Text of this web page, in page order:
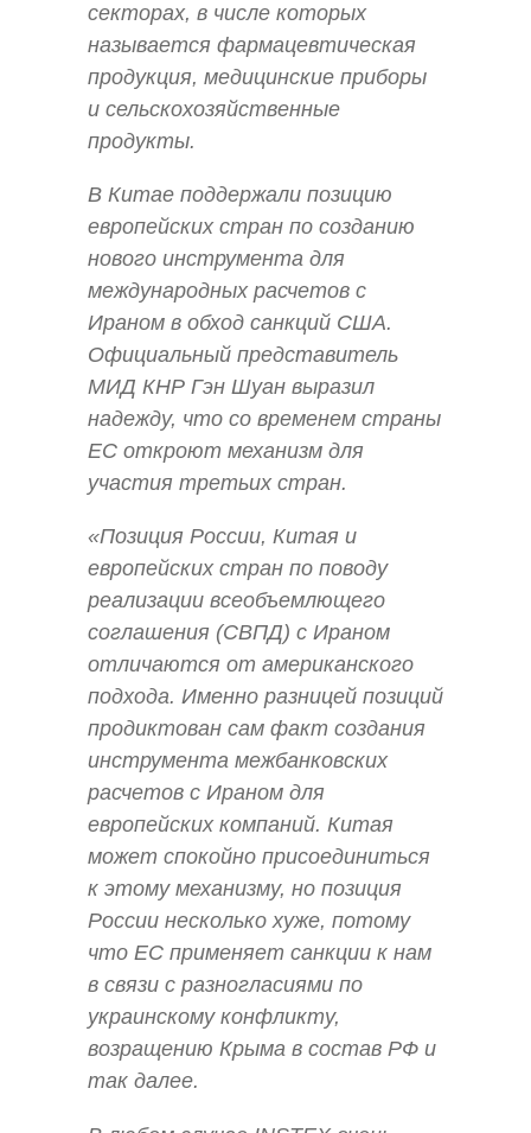
секторах, в числе которых
называется фармацевтическая
продукция, медицинские приборы
и сельскохозяйственные
продукты.
В Китае поддержали позицию
европейских стран по созданию
нового инструмента для
международных расчетов с
Ираном в обход санкций США.
Официальный представитель
МИД КНР Гэн Шуан выразил
надежду, что со временем страны
ЕС откроют механизм для
участия третьих стран.
«Позиция России, Китая и
европейских стран по поводу
реализации всеобъемлющего
соглашения (СВПД) с Ираном
отличаются от американского
подхода. Именно разницей позиций
продиктован сам факт создания
инструмента межбанковских
расчетов с Ираном для
европейских компаний. Китая
может спокойно присоединиться
к этому механизму, но позиция
России несколько хуже, потому
что ЕС применяет санкции к нам
в связи с разногласиями по
украинскому конфликту,
возращению Крыма в состав РФ и
так далее.